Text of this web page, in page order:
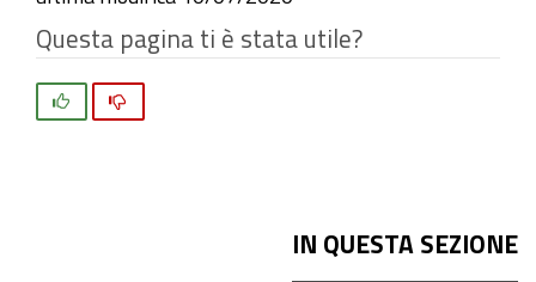
Questa pagina ti è stata utile?
IN QUESTA SEZIONE